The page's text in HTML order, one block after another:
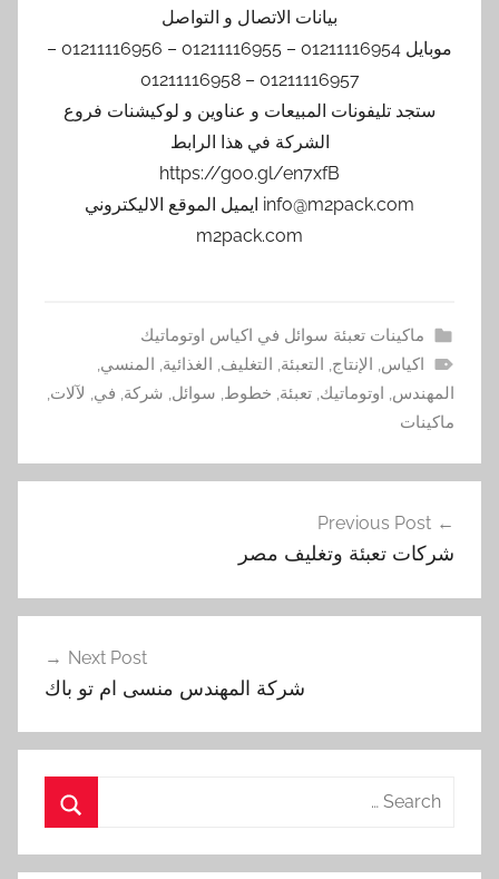
بيانات الاتصال و التواصل
موبايل 01211116954 – 01211116955 – 01211116956 –
01211116957 – 01211116958
ستجد تليفونات المبيعات و عناوين و لوكيشنات فروع
الشركة في هذا الرابط
https://goo.gl/en7xfB
info@m2pack.com ايميل الموقع الاليكتروني
m2pack.com
ماكينات تعبئة سوائل في اكياس اوتوماتيك
اكياس, الإنتاج, التعبئة, التغليف, الغذائية, المنسي,
المهندس, اوتوماتيك, تعبئة, خطوط, سوائل, شركة, في, لآلات,
ماكينات
المقالات
Previous Post
شركات تعبئة وتغليف مصر
Next Post
‏‏شركة المهندس منسى ام تو باك
Search